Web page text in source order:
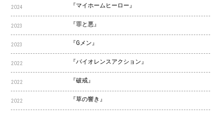
2024 『マイホームヒーロー』
2023 『罪と悪』
2023 『Gメン』
2022 『バイオレンスアクション』
2022 『破戒』
2022 『草の響き』